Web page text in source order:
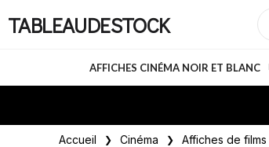
TABLEAUDESTOCK
AFFICHES CINÉMA NOIR ET BLANC
Accueil Cinéma Affiches de films